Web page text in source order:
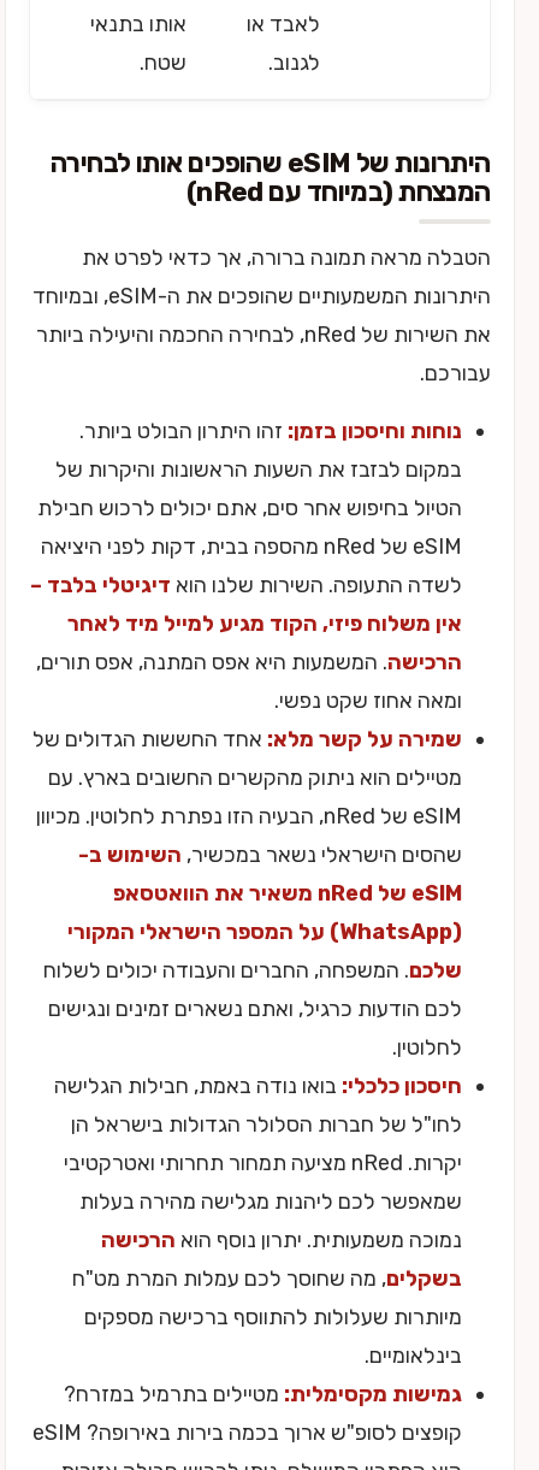
לאבד או
לגנוב.
אותו בתנאי
שטח.
היתרונות של eSIM שהופכים אותו לבחירה
המנצחת (במיוחד עם nRed)
הטבלה מראה תמונה ברורה, אך כדאי לפרט את
היתרונות המשמעותיים שהופכים את ה-eSIM, ובמיוחד
את השירות של nRed, לבחירה החכמה והיעילה ביותר
עבורכם.
נוחות וחיסכון בזמן: זהו היתרון הבולט ביותר.
במקום לבזבז את השעות הראשונות והיקרות של
הטיול בחיפוש אחר סים, אתם יכולים לרכוש חבילת
eSIM של nRed מהספה בבית, דקות לפני היציאה
לשדה התעופה. השירות שלנו הוא דיגיטלי בלבד –
אין משלוח פיזי, הקוד מגיע למייל מיד לאחר
הרכישה. המשמעות היא אפס המתנה, אפס תורים,
ומאה אחוז שקט נפשי.
שמירה על קשר מלא: אחד החששות הגדולים של
מטיילים הוא ניתוק מהקשרים החשובים בארץ. עם
eSIM של nRed, הבעיה הזו נפתרת לחלוטין. מכיוון
שהסים הישראלי נשאר במכשיר, השימוש ב-
eSIM של nRed משאיר את הוואטסאפ
(WhatsApp) על המספר הישראלי המקורי
שלכם. המשפחה, החברים והעבודה יכולים לשלוח
לכם הודעות כרגיל, ואתם נשארים זמינים ונגישים
לחלוטין.
חיסכון כלכלי: בואו נודה באמת, חבילות הגלישה
לחו"ל של חברות הסלולר הגדולות בישראל הן
יקרות. nRed מציעה תמחור תחרותי ואטרקטיבי
שמאפשר לכם ליהנות מגלישה מהירה בעלות
נמוכה משמעותית. יתרון נוסף הוא הרכישה
בשקלים, מה שחוסך לכם עמלות המרת מט"ח
מיותרות שעלולות להתווסף ברכישה מספקים
בינלאומיים.
גמישות מקסימלית: מטיילים בתרמיל במזרח?
קופצים לסופ"ש ארוך בכמה בירות באירופה? eSIM